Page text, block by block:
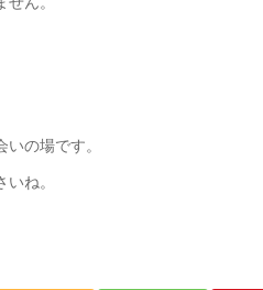
の場です。
ね。